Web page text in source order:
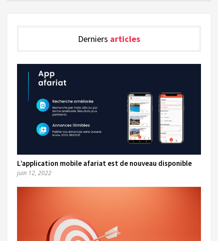
Derniers articles
L’application mobile afariat est de nouveau disponible
juin 12, 2022